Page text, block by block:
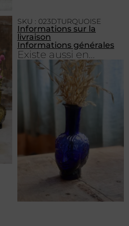
SKU : 023DTURQUOISE
Informations sur la
livraison
Informations générales
Existe aussi en...